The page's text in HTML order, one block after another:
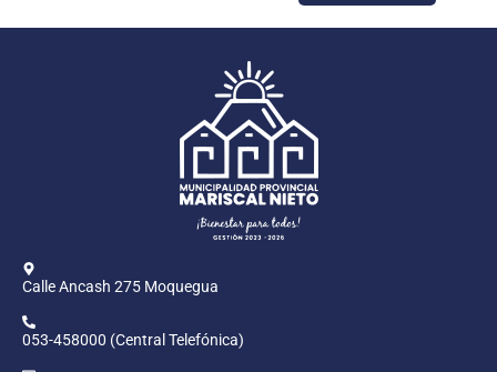
Calle Ancash 275 Moquegua
053-458000 (Central Telefónica)